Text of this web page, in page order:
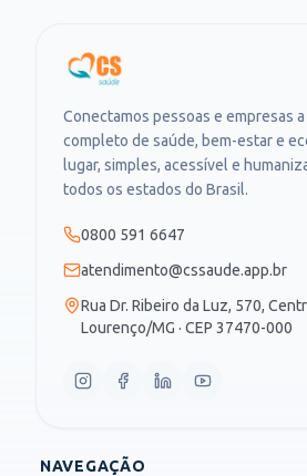
Conectamos pessoas e empresas
completo de saúde, bem-estar e
lugar, simples, acessível e
todos os estados do Brasil.
0800 591 6647
atendimento@cssaude.app.br
Rua Dr. Ribeiro da Luz, 570,
Lourenço/MG · CEP 37470-000
NAVEGAÇÃO